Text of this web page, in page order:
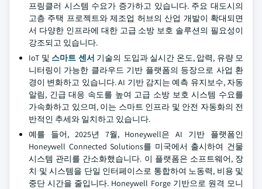
프링클러 시스템 수요가 증가하고 있습니다. 주요 대도시의
고층 주택 프로젝트와 제조업 허브의 산업 개발이 확대되면
서 다양한 인프라에 대한 고급 소방 보호 솔루션의 필요성이
강조되고 있습니다.
IoT 및 스마트 센서 기술의 도입과 실시간 온도, 압력, 유량 모
니터링이 가능한 클라우드 기반 플랫폼의 등장으로 사업 환
경이 변화하고 있습니다. AI 기반 감지는 예측 유지보수, 자동
알림, 긴급 대응 속도를 높여 고급 소방 보호 시스템 수요를
가속화하고 있으며, 이는 스마트 인프라 및 안전 자동화의 전
반적인 추세와 일치하고 있습니다.
예를 들어, 2025년 7월, Honeywell은 AI 기반 플랫폼인
Honeywell Connected Solutions를 미국에서 출시하여 건물
시스템 관리를 간소화했습니다. 이 플랫폼은 소프트웨어, 장
치 및 시스템을 단일 인터페이스로 통합하여 노동력, 비용 및
중단 시간을 줄입니다. Honeywell Forge 기반으로 원격 모니